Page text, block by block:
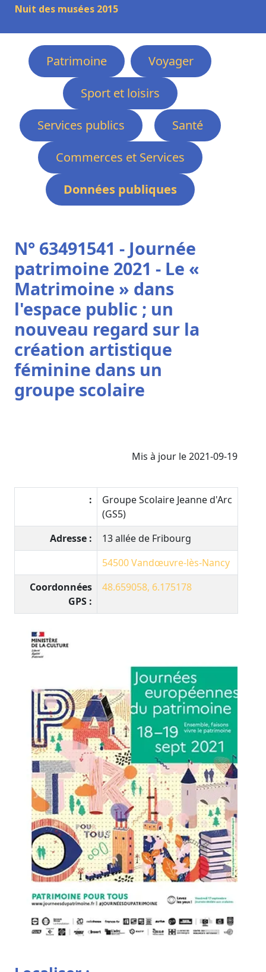
Nuit des musées 2015
Patrimoine
Voyager
Sport et loisirs
Services publics
Santé
Commerces et Services
Données publiques
N° 63491541 - Journée
patrimoine 2021 - Le «
Matrimoine » dans
l'espace public ; un
nouveau regard sur la
création artistique
féminine dans un
groupe scolaire
Mis à jour le 2021-09-19
:
Groupe Scolaire Jeanne d'Arc
(GS5)
Adresse :
13 allée de Fribourg
54500Vandœuvre-lès-Nancy
Coordonnées
GPS :
48.659058, 6.175178